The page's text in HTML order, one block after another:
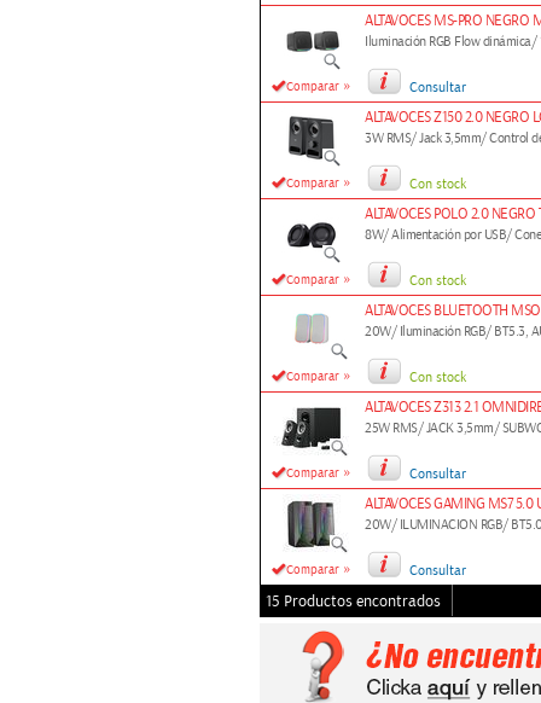
Comparar »
ALTAVOCES MS-PRO NEGRO
Iluminación RGB Flow
Consultar
Comparar »
ALTAVOCES Z150 2.0 NEGRO
3W RMS/ Jack 3,5mm/ Control
Con stock
Comparar »
ALTAVOCES POLO 2.0 NEGRO
8W/ Alimentación por USB/
Con stock
Comparar »
ALTAVOCES BLUETOOTH
20W/ Iluminación RGB/ BT5.3,
Con stock
Comparar »
ALTAVOCES Z313 2.1
25W RMS/ JACK 3,5mm/
Consultar
Comparar »
ALTAVOCES GAMING MS7 5.0
20W/ ILUMINACION RGB/
Consultar
15 Productos encontrados